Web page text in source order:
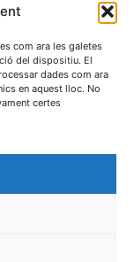
com ara les galetes
del dispositiu. El
dades com ara
en aquest lloc. No
certes
dades